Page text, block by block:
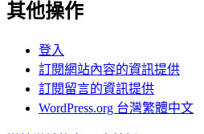
其他操作
登入
訂閱網站內容的資訊提供
訂閱留言的資訊提供
WordPress.org 台灣繁體中文